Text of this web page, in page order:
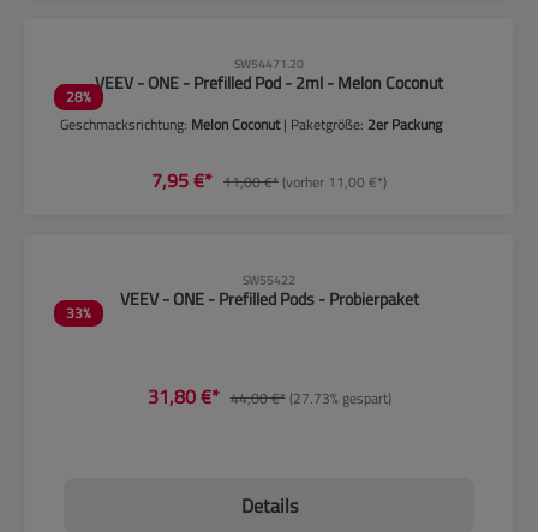
28%
SW54471.20
VEEV - ONE - Prefilled Pod - 2ml - Melon Coconut
Geschmacksrichtung: Melon Coconut| Paketgröße: 2er Packung
7,95 €* 11,00 €*(vorher 11,00 €*)
33%
SW55422
VEEV - ONE - Prefilled Pods - Probierpaket
31,80 €* 44,00 €*(27.73% gespart)
Details